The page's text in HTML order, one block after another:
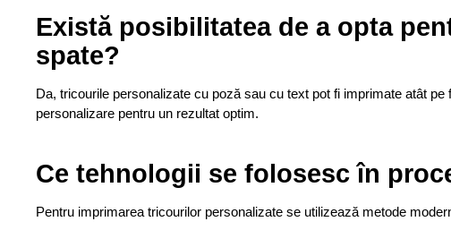
Există posibilitatea de a opta
spate?
Da, tricourile personalizate cu poză sau cu text pot fi imprimate atât
personalizare pentru un rezultat optim.
Ce tehnologii se folosesc în
Pentru imprimarea tricourilor personalizate se utilizează metode